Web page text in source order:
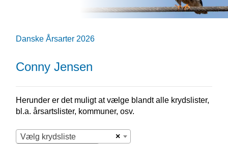
Danske Årsarter 2026
Conny Jensen
Herunder er det muligt at vælge blandt alle krydslister,
bl.a. årsartslister, kommuner, osv.
×
Vælg krydsliste